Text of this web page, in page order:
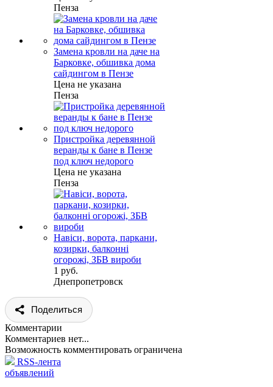
Пенза
Замена кровли на даче на
Барковке, обшивка дома
сайдингом в Пензе
Цена не указана
Пенза
Пристройка деревянной
веранды к бане в Пензе
под ключ недорого
Цена не указана
Пенза
Навіси, ворота, паркани,
козирки, балконні
огорожі, ЗБВ вироби
1 руб.
Днепропетровск
Поделиться
Комментарии
Комментариев нет...
Возможность комментировать ограничена
RSS-лента
объявлений